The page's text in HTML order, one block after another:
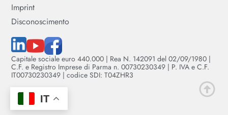
Imprint
Disconoscimento
Capitale sociale euro 440.000 | Rea N. 142091 del 02/09/1980 |
C.F. e Registro Imprese di Parma n. 00730230349 | P. IVA e C.F.
IT00730230349 | codice SDI: T04ZHR3
IT